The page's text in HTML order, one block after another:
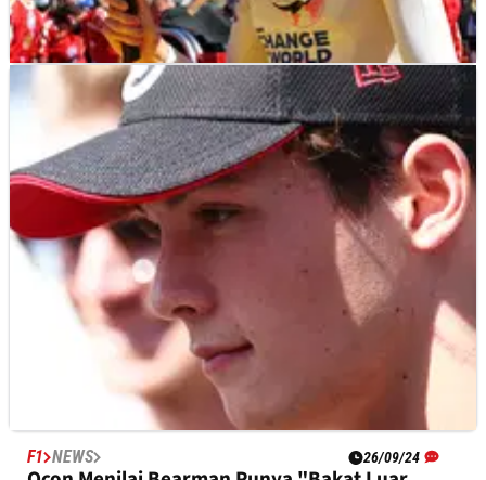
NEWS 21/10/24
Ocon Minta Maaf Kepada Colapinto setelah
Mencuri Fastest Lap di Austin
F1 NEWS 26/09/24